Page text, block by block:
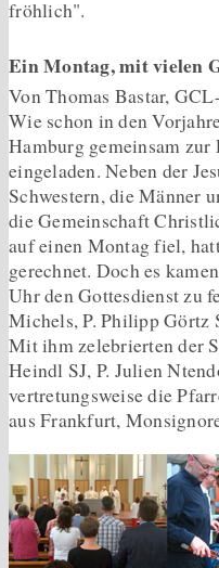
fröhlich".
Ein Montag, mit vielen
Von Thomas Bastar,
Wie schon in den
Hamburg gemeinsam
eingeladen. Neben der
Schwestern, die Männer
die Gemeinschaft
auf einen Montag fiel,
gerechnet. Doch es
Uhr den Gottesdienst zu
Michels, P. Philipp Görtz
Mit ihm zelebrierten der
Heindl SJ, P. Julien
vertretungsweise die
aus Frankfurt,